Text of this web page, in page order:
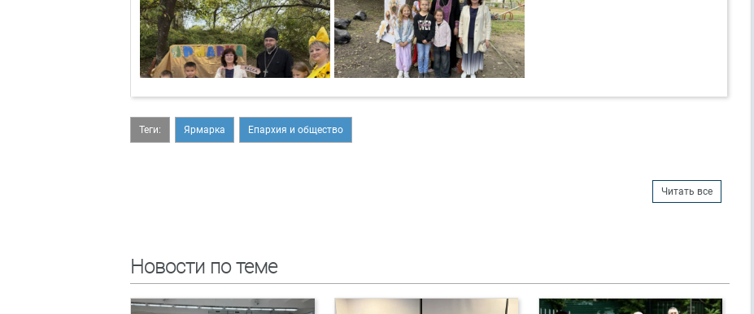
Теги: Ярмарка Епархия и общество
Читать все
Новости по теме